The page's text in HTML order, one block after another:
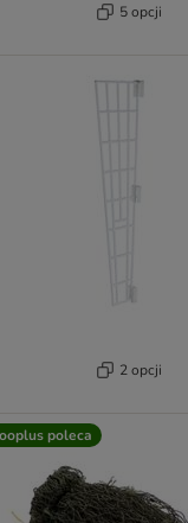
5 opcji
2 opcji
poleca